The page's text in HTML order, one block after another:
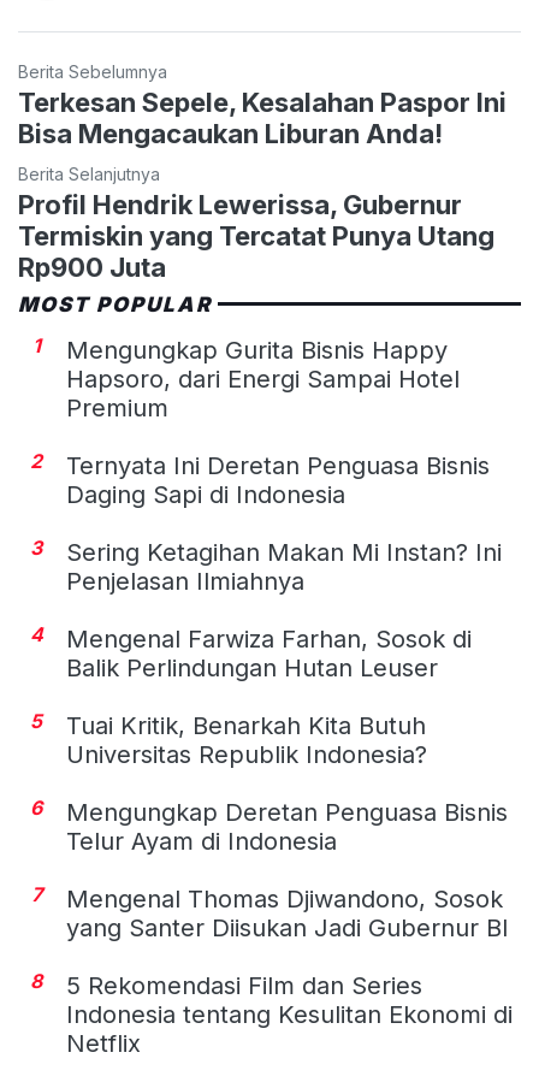
Berita Sebelumnya
Terkesan Sepele, Kesalahan Paspor Ini
Bisa Mengacaukan Liburan Anda!
Berita Selanjutnya
Profil Hendrik Lewerissa, Gubernur
Termiskin yang Tercatat Punya Utang
Rp900 Juta
MOST POPULAR
1
Mengungkap Gurita Bisnis Happy
Hapsoro, dari Energi Sampai Hotel
Premium
2
Ternyata Ini Deretan Penguasa Bisnis
Daging Sapi di Indonesia
3
Sering Ketagihan Makan Mi Instan? Ini
Penjelasan Ilmiahnya
4
Mengenal Farwiza Farhan, Sosok di
Balik Perlindungan Hutan Leuser
5
Tuai Kritik, Benarkah Kita Butuh
Universitas Republik Indonesia?
6
Mengungkap Deretan Penguasa Bisnis
Telur Ayam di Indonesia
7
Mengenal Thomas Djiwandono, Sosok
yang Santer Diisukan Jadi Gubernur BI
8
5 Rekomendasi Film dan Series
Indonesia tentang Kesulitan Ekonomi di
Netflix